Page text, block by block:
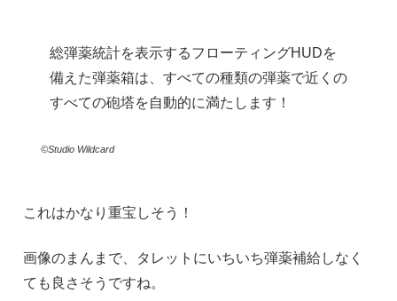
総弾薬統計を表示するフローティングHUDを
備えた弾薬箱は、すべての種類の弾薬で近くの
すべての砲塔を自動的に満たします！
©Studio Wildcard
これはかなり重宝しそう！
画像のまんまで、タレットにいちいち弾薬補給しなく
ても良さそうですね。